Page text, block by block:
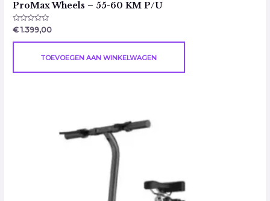
ProMax Wheels – 55-60 KM P/U
Gewaardeerd
0
uit
€1.399,00
TOEVOEGEN AAN WINKELWAGEN